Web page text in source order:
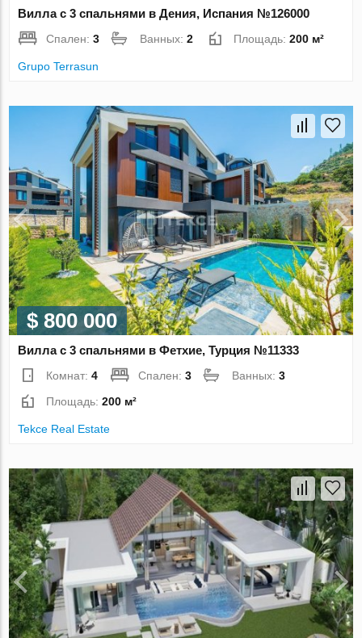
Вилла с 3 спальнями в Дения, Испания №126000
Спален:3 Ванных:2 Площадь:200 м²
Grupo Terrasun
$ 800 000
Вилла с 3 спальнями в Фетхие, Турция №11333
Комнат:4 Спален:3 Ванных:3
Площадь:200 м²
Tekce Real Estate